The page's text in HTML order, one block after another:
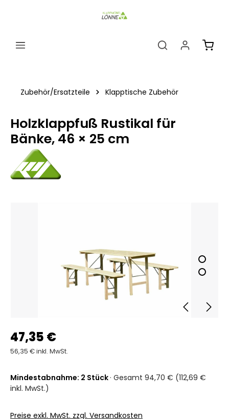
Zubehör/Ersatzteile Klapptische Zubehör
Holzklappfuß Rustikal für
Bänke, 46 × 25 cm
47,35 €
56,35 € inkl. MwSt.
Mindestabnahme: 2 Stück · Gesamt 94,70 € (112,69 €
inkl. MwSt.)
Preise exkl. MwSt. zzgl. Versandkosten